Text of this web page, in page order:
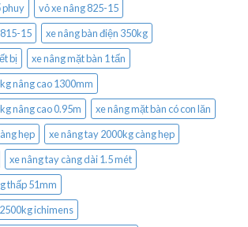
phuy
vỏ xe nâng 825-15
15
xe nâng bàn điện 350kg
bị
xe nâng mặt bàn 1 tấn
nâng cao 1300mm
nâng cao 0.95m
xe nâng mặt bàn có con lăn
hẹp
xe nâng tay 2000kg càng hẹp
xe nâng tay càng dài 1.5 mét
thấp 51mm
ichimens